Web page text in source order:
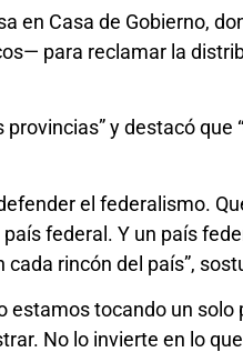
en Casa de Gobierno,
para reclamar la
y destacó que
el federalismo.
federal. Y un país
rincón del país”,
tocando un solo
No lo invierte en lo